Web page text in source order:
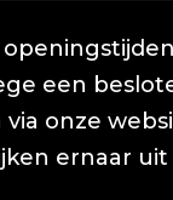
een
onze
ernaar